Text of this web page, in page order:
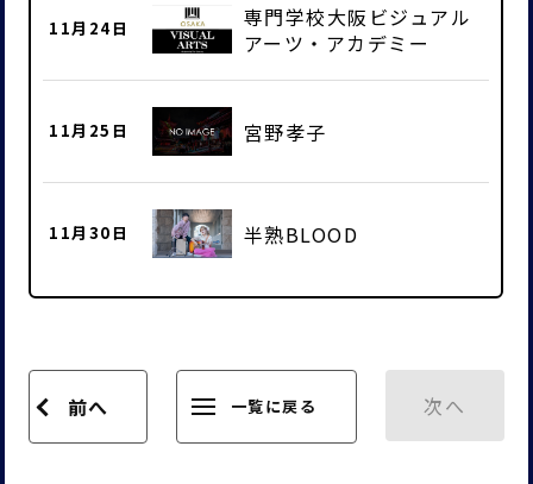
11月24日
専門学校大阪ビジュアル
アーツ・アカデミー
11月25日 宮野孝子
11月30日 半熟BLOOD
前へ 一覧に戻る 次へ